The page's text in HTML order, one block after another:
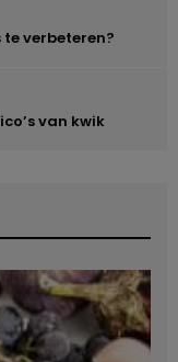
verbeteren?
van kwik